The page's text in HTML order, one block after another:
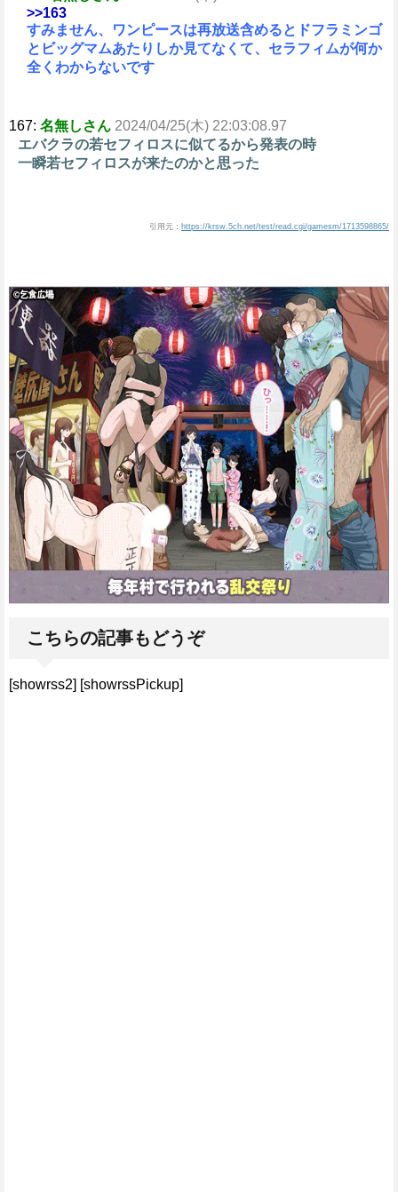
>>163
すみません、ワンピースは再放送含めるとドフラミンゴ
とビッグマムあたりしか見てなくて、セラフィムが何か
全くわからないです
167: 名無しさん 2024/04/25(木) 22:03:08.97
エバクラの若セフィロスに似てるから発表の時
一瞬若セフィロスが来たのかと思った
引用元： https://krsw.5ch.net/test/read.cgi/gamesm/1713598865/
こちらの記事もどうぞ
[showrss2] [showrssPickup]